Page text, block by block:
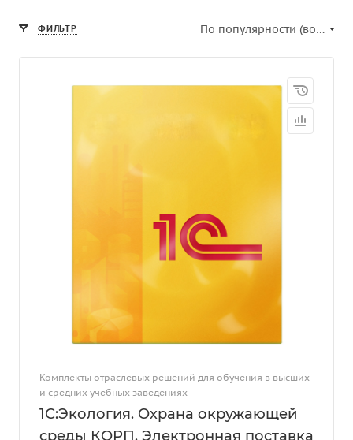
ФИЛЬТР По популярности (возрастание)
Комплекты отраслевых решений для обучения в высших
и средних учебных заведениях
1С:Экология. Охрана окружающей
среды КОРП. Электронная поставка